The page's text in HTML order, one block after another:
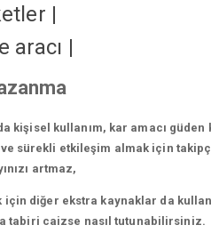
|
aracı |
kişisel kullanım, kar amacı güden
sürekli etkileşim almak için
artmaz,
için diğer ekstra kaynaklar da
tabiri caizse nasıl tutunabilirsiniz.